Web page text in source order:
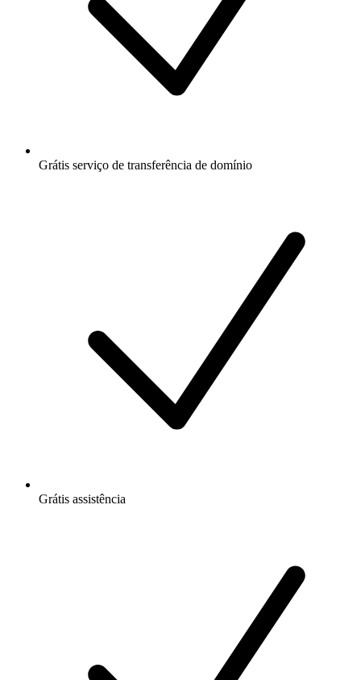
Grátis serviço de transferência de domínio
Grátis assistência